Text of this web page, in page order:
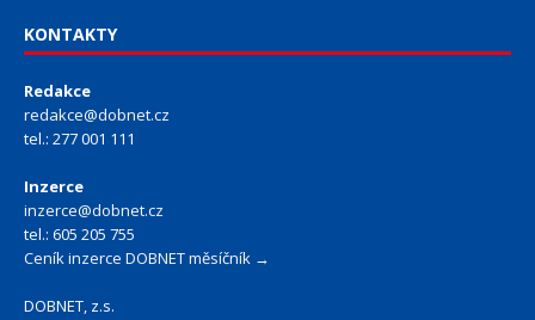
KONTAKTY
Redakce
redakce@dobnet.cz
tel.: 277 001 111
Inzerce
inzerce@dobnet.cz
tel.: 605 205 755
Ceník inzerce DOBNET měsíčník →
DOBNET, z.s.